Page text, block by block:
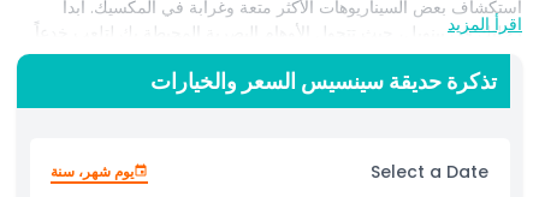
استكشاف بعض السيناريوهات الأكثر متعة وغرابة في المكسيك. ابدأ
رحلتك في بينويل، حيث تتحول الأوهام البصرية المحيطة بك لتلعب خدعاً
على إدراكك. سر عبر إكسنساتوريوم في ظلام دامس لتكشف عن نظام
بيئي مخفي باستخدام حواسك فقط. انطلق في متاهة الشرايين تحت
الأرض، وهي جولة مثيرة تأخذك تحت الأرض. اشعر بسعادة الطيران كطائر
الرأس وحتى أخمص القدمين في طين المرح في سلودجيري. استمر في
عبور مناطق غريبة وسريالية تشمل أنفاق على نمط سوبرمان ودوامات
اقرأ المزيد
تذكرة حديقة سينسيس السعر والخيارات
Select a Date يوم شهر، سنة